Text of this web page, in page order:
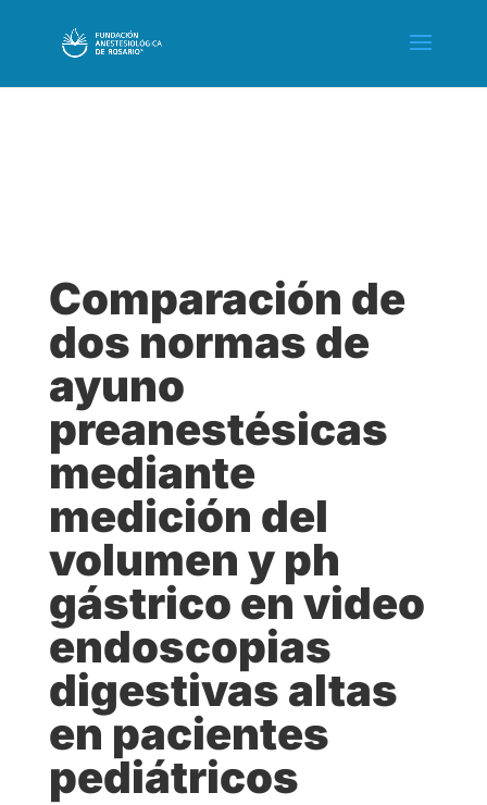
Comparación de
dos normas de
ayuno
preanestésicas
mediante
medición del
volumen y ph
gástrico en video
endoscopias
digestivas altas
en pacientes
pediátricos